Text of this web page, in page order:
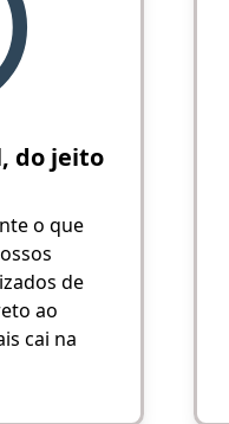
do jeito
o que
de
ao
cai na